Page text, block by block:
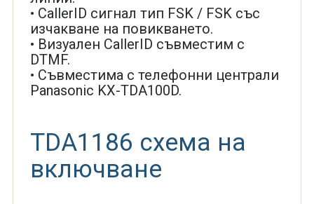
• CallerID сигнал тип FSK / FSK със
изчакване на повикването.
• Визуален CallerID съвместим с
DTMF.
• Съвместима с телефонни централи
Panasonic KX-TDA100D.
TDA1186 схема на
включване